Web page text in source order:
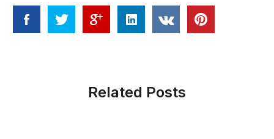
Related Posts